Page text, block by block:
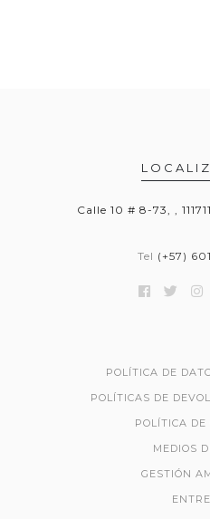
Calle 10 # 8-73, ,
Tel (+57)
POLÍTICA DE
POLÍTICAS DE
POLÍTICA
MEDIOS
GESTIÓN